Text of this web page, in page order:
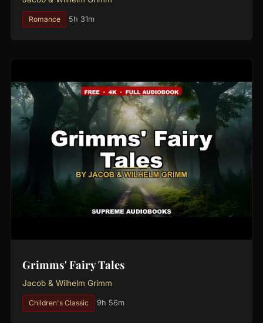
Romance 5h 31m
Grimms' Fairy Tales
Jacob & Wilhelm Grimm
Children's Classic 9h 56m